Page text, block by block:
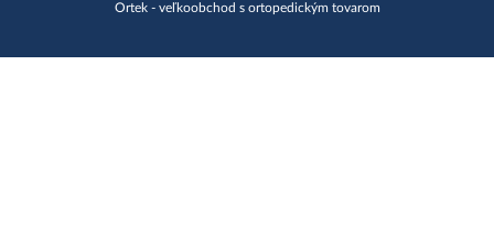
Ortek - veľkoobchod s ortopedickým tovarom